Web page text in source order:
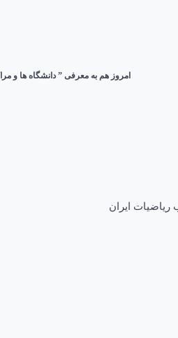
امروز هم به معرفی ” دانشگاه ها و
ریاضیات ایران